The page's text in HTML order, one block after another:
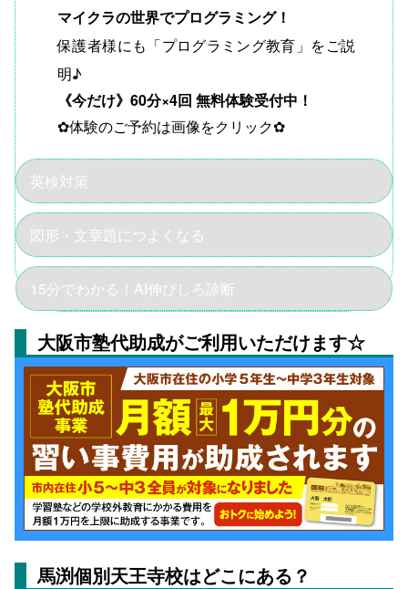
マイクラの世界でプログラミング！
保護者様にも「プログラミング教育」をご説
明♪
《今だけ》60分×4回 無料体験受付中！
✿体験のご予約は画像をクリック✿
英検対策
図形・文章題につよくなる
15分でわかる！AI伸びしろ診断
大阪市塾代助成がご利用いただけます☆
馬渕個別天王寺校はどこにある？